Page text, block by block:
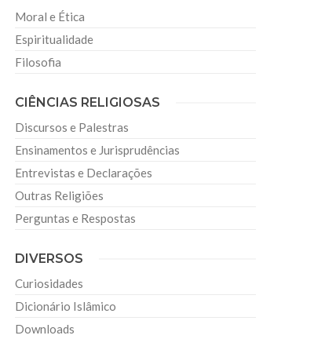
Moral e Ética
Espiritualidade
Filosofia
CIÊNCIAS RELIGIOSAS
Discursos e Palestras
Ensinamentos e Jurisprudências
Entrevistas e Declarações
Outras Religiões
Perguntas e Respostas
DIVERSOS
Curiosidades
Dicionário Islâmico
Downloads